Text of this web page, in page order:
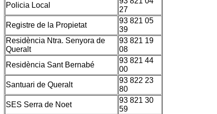
Policia Local
27
Registre de la Propietat
93 821 05
39
Residència Ntra. Senyora de
Queralt
93 821 19
08
Residència Sant Bernabé
93 821 44
00
Santuari de Queralt
93 822 23
80
SES Serra de Noet
93 821 30
59